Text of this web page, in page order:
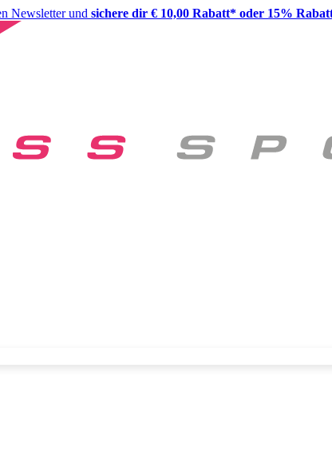
Newsletter und sichere dir € 10,00 Rabatt* oder 15%